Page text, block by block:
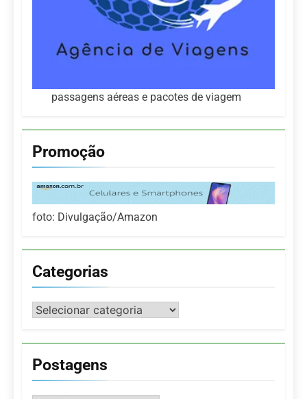
passagens aéreas e pacotes de viagem
Promoção
foto: Divulgação/Amazon
Categorias
Categorias
Postagens